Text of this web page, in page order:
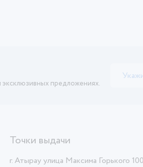
предложениях.
Точки выдачи
г. Атырау улица Максима Горького 100